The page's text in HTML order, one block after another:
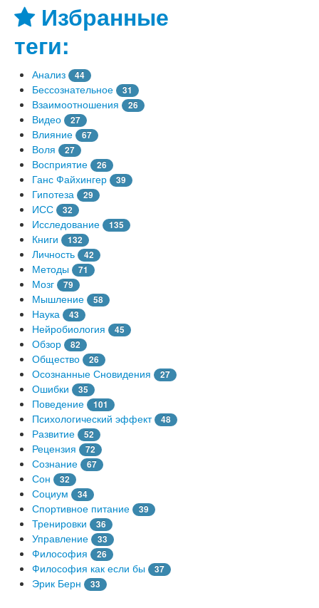
Избранные
теги:
Анализ 44
Бессознательное 31
Взаимоотношения 26
Видео 27
Влияние 67
Воля 27
Восприятие 26
Ганс Файхингер 39
Гипотеза 29
ИСС 32
Исследование 135
Книги 132
Личность 42
Методы 71
Мозг 79
Мышление 58
Наука 43
Нейробиология 45
Обзор 82
Общество 26
Осознанные Сновидения 27
Ошибки 35
Поведение 101
Психологический эффект 48
Развитие 52
Рецензия 72
Сознание 67
Сон 32
Социум 34
Спортивное питание 39
Тренировки 36
Управление 33
Философия 26
Философия как если бы 37
Эрик Берн
33